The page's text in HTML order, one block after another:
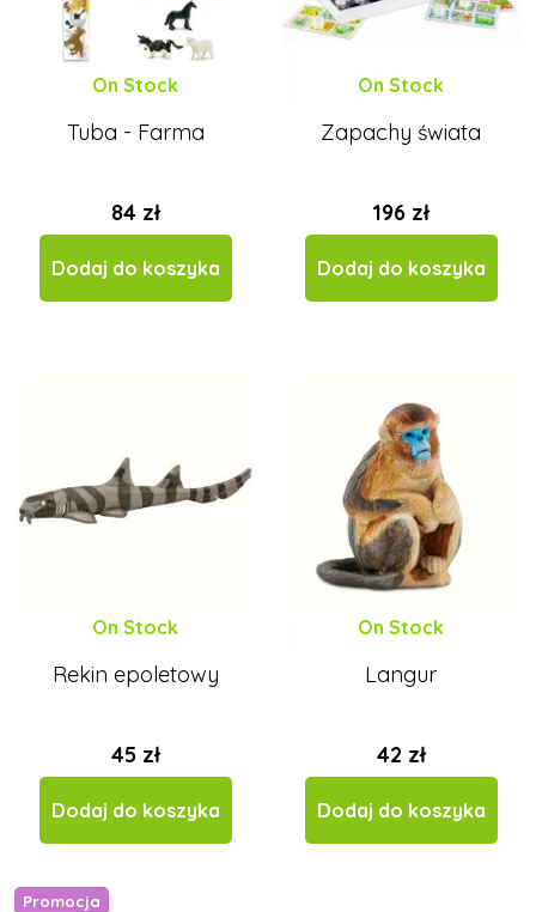
On Stock
Tuba - Farma
84 zł
Dodaj do koszyka
On Stock
Zapachy świata
196 zł
Dodaj do koszyka
On Stock
Rekin epoletowy
45 zł
Dodaj do koszyka
On Stock
Langur
42 zł
Dodaj do koszyka
Promocja